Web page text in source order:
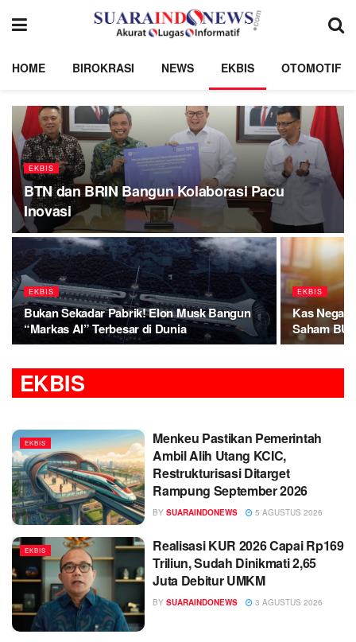
HOME BIROKRASI NEWS EKBIS OTOMOTIF
EKBIS
BTN dan BRIN Bangun Kolaborasi Pacu
Inovasi
EKBIS
Bukan Sekadar Pabrik! Elon Musk Bangun
“Markas AI” Terbesar di Dunia
EKBIS
Kas
Saham
EKBIS
EKBIS
Menkeu Pastikan Pemerintah
Ambil Alih Utang KCIC,
Restrukturisasi Ditarget
Rampung September 2026
BY SUARAINDONEWS 5 AGUSTUS 2026
EKBIS
Realisasi KUR 2026 Capai Rp169
Triliun, Sudah Dinikmati 2,65
Juta Debitur UMKM
BY SUARAINDONEWS 3 AGUSTUS 2026